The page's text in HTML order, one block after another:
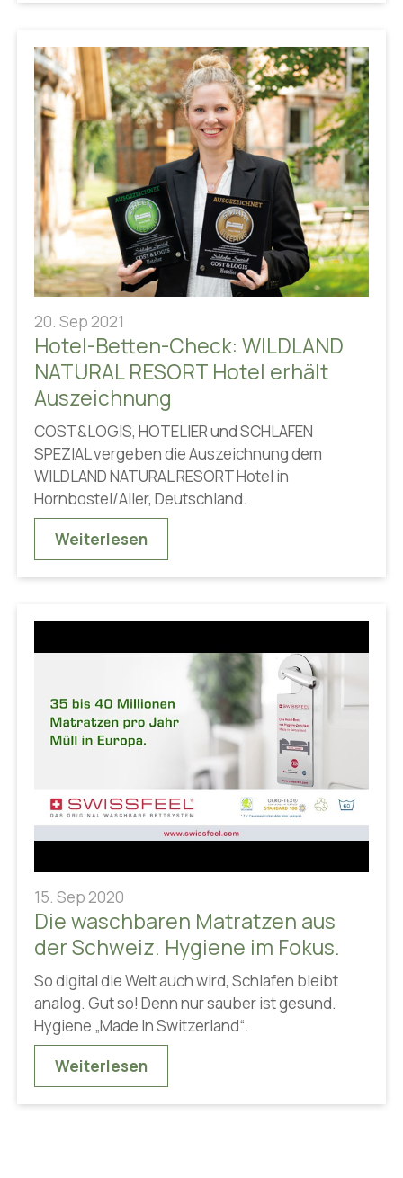
20. Sep 2021
Hotel-Betten-Check: WILDLAND
NATURAL RESORT Hotel erhält
Auszeichnung
COST&LOGIS, HOTELIER und SCHLAFEN
SPEZIAL vergeben die Auszeichnung dem
WILDLAND NATURAL RESORT Hotel in
Hornbostel/Aller, Deutschland.
Weiterlesen
15. Sep 2020
Die waschbaren Matratzen aus
der Schweiz. Hygiene im Fokus.
So digital die Welt auch wird, Schlafen bleibt
analog. Gut so! Denn nur sauber ist gesund.
Hygiene „Made In Switzerland“.
Weiterlesen